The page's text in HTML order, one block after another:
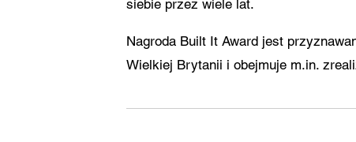
siebie przez wiele lat.
Nagroda Built It Award jest
Wielkiej Brytanii i obejmuje m.in.